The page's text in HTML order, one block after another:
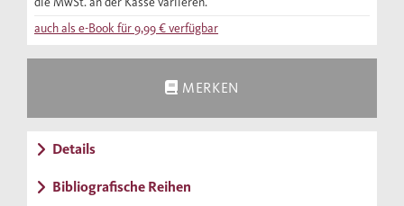
auch als e-Book für9,99 €verfügbar
MERKEN
Details
Bibliografische Reihen